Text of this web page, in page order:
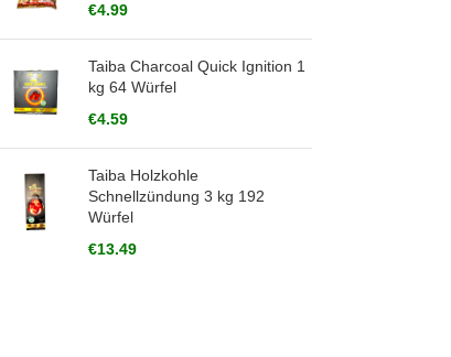
€4.99
Taiba Charcoal Quick Ignition 1
kg 64 Würfel
€4.59
Taiba Holzkohle
Schnellzündung 3 kg 192
Würfel
€13.49